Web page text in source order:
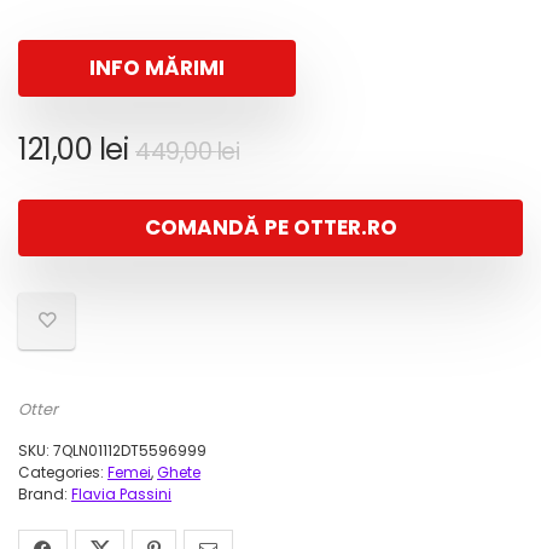
INFO MĂRIMI
449,00leiPrețul
a
fost:
121,00 lei
Prețul
este:
121,00 lei.
COMANDĂ PE OTTER.RO
Otter
SKU: 7QLN01112DT5596999
Categories: Femei,Ghete
Brand: Flavia Passini